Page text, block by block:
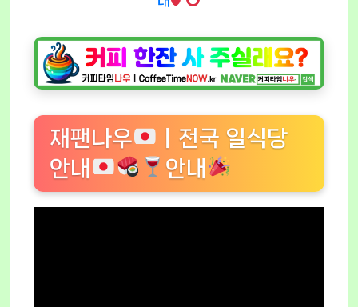
재팬나우
ㅣ전국 일식당
안내
안내